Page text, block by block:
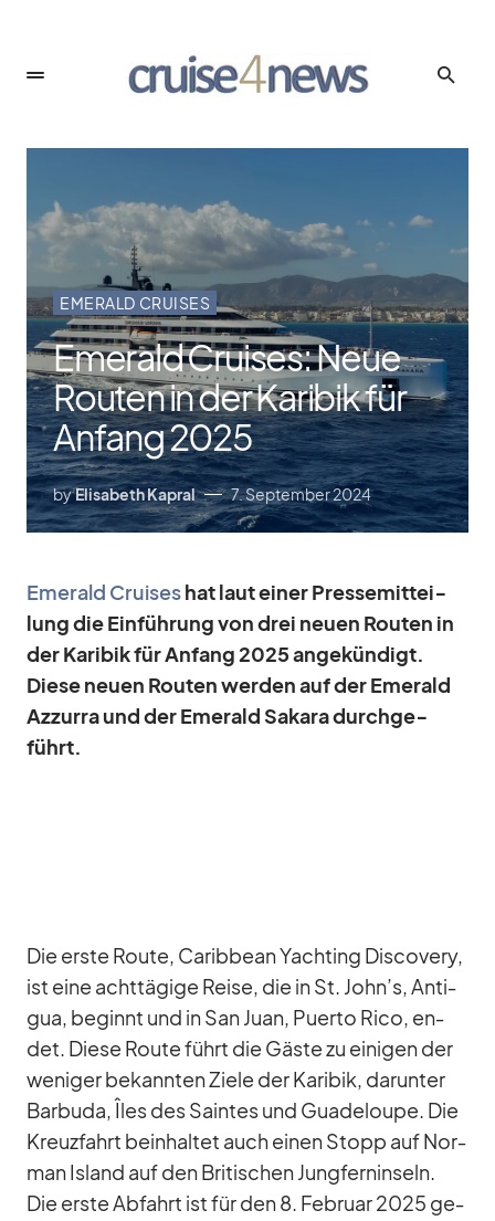
EMERALD CRUISES
Emerald Cruises: Neue
Routen in der Karibik für
Anfang 2025
byElisabeth Kapral 7. September 2024
Emer­ald Crui­seshat laut ei­ner Pres­se­mit­tei­
lung die Ein­füh­rung von drei neuen Rou­ten in
der Ka­ri­bik für An­fang 2025 an­ge­kün­digt.
Diese neuen Rou­ten wer­den auf der Emer­ald
Az­zurra und der Emer­ald Sa­kara durch­ge­
führt.
Die erste Route, Ca­rib­bean Yacht­ing Dis­co­very,
ist eine acht­tä­gige Reise, die in St. John’s, An­ti­
gua, be­ginnt und in San Juan, Pu­erto Rico, en­
det. Diese Route führt die Gäste zu ei­ni­gen der
we­ni­ger be­kann­ten Ziele der Ka­ri­bik, dar­un­ter
Bar­buda, Îles des Sain­tes und Gua­de­loupe. Die
Kreuz­fahrt be­inhal­tet auch ei­nen Stopp auf Nor­
man Is­land auf den Bri­ti­schen Jung­fern­in­seln.
Die erste Ab­fahrt ist für den 8. Fe­bruar 2025 ge­